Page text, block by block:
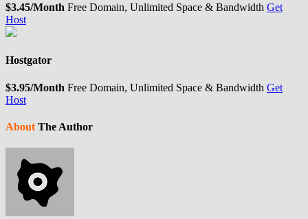
$3.45/Month Free Domain, Unlimited Space & Bandwidth Get
Host
Hostgator
$3.95/Month Free Domain, Unlimited Space & Bandwidth Get
Host
About The Author